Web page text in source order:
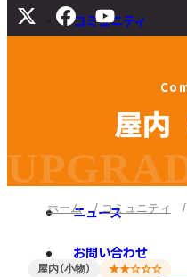
コミュニティ
よくある質問
マニュアル
旧バージョン
ニュース
お問い合わせ
Co
屋内
ホーム コミュニティ
屋内（小物） ★★☆☆☆